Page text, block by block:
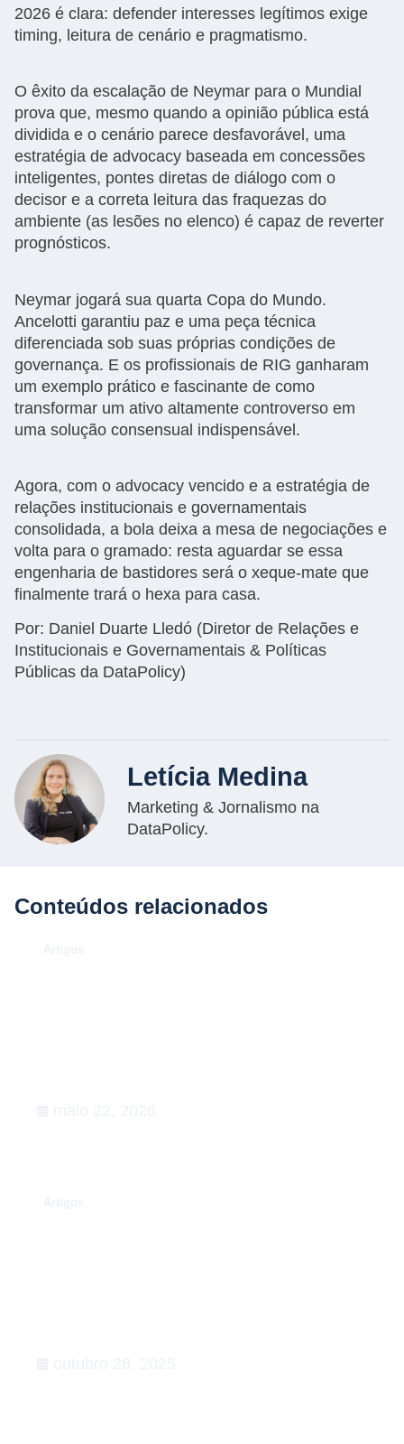
2026 é clara: defender interesses legítimos exige
timing, leitura de cenário e pragmatismo.
O êxito da escalação de Neymar para o Mundial
prova que, mesmo quando a opinião pública está
dividida e o cenário parece desfavorável, uma
estratégia de advocacy baseada em concessões
inteligentes, pontes diretas de diálogo com o
decisor e a correta leitura das fraquezas do
ambiente (as lesões no elenco) é capaz de reverter
prognósticos.
Neymar jogará sua quarta Copa do Mundo.
Ancelotti garantiu paz e uma peça técnica
diferenciada sob suas próprias condições de
governança. E os profissionais de RIG ganharam
um exemplo prático e fascinante de como
transformar um ativo altamente controverso em
uma solução consensual indispensável.
Agora, com o advocacy vencido e a estratégia de
relações institucionais e governamentais
consolidada, a bola deixa a mesa de negociações e
volta para o gramado: resta aguardar se essa
engenharia de bastidores será o xeque-mate que
finalmente trará o hexa para casa.
Por: Daniel Duarte Lledó (Diretor de Relações e
Institucionais e Governamentais & Políticas
Públicas da DataPolicy)
Letícia Medina
Marketing & Jornalismo na
DataPolicy.
Conteúdos relacionados